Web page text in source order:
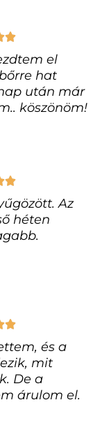

el
hat
után már
köszönöm!

Az
héten

és a
mit
De a
árulom el.